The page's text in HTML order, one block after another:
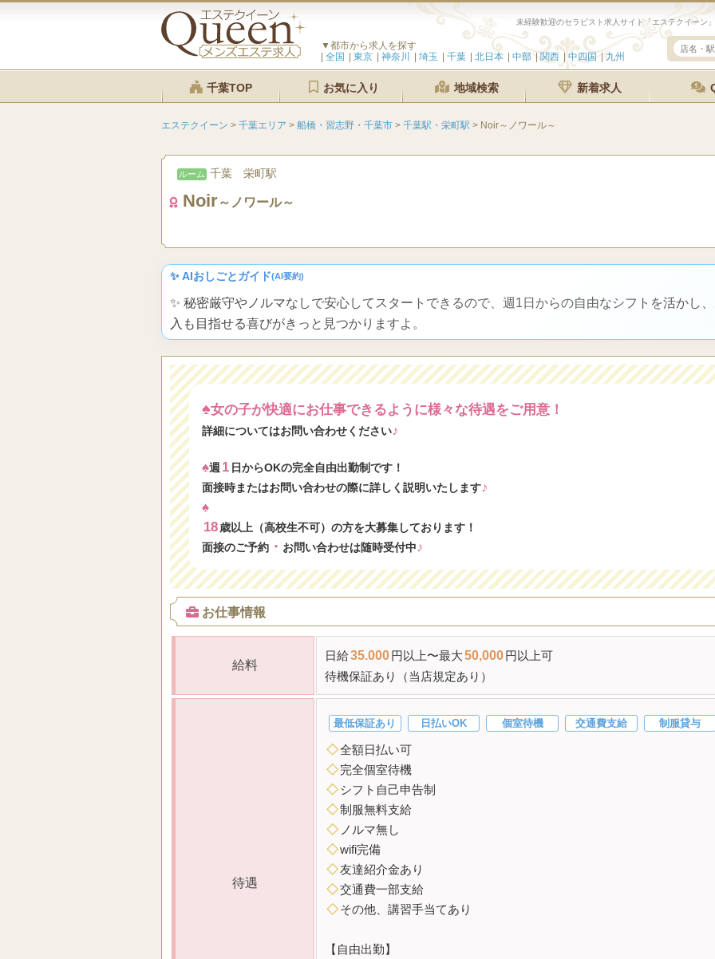
▼都市から求人を探す
全国
東京 神奈川 埼玉 千葉 北日本 中部 関西 中四国 九州
千葉TOP お気に入り 地域検索 新着求人
エステクイーン > 千葉エリア > 船橋・習志野・千葉市 > 千葉駅・栄町駅 > Noir～ノワール～
ルーム 千葉 栄町駅
Noir～ノワール～
✨ AIおしごとガイド(AI要約)
✨ 秘密厳守やノルマなしで安心してスタートできるので、週1日からの自由なシフトを活かし
入も目指せる喜びがきっと見つかりますよ。
♠女の子が快適にお仕事できるように様々な待遇をご用意！
詳細についてはお問い合わせください♪
♠週 1 日からOKの完全自由出勤制です！
面接時またはお問い合わせの際に詳しく説明いたします♪
♠
18歳以上（高校生不可）の方を大募集しております！
面接のご予約 ・ お問い合わせは随時受付中♪
お仕事情報
給料
日給35.000円以上〜最大50,000円以上可
待機保証あり（当店規定あり）
待遇
最低保証あり 日払いOK 個室待機 交通費支給 制服貸与
◇全額日払い可
◇完全個室待機
◇シフト自己申告制
◇制服無料支給
◇ ノルマ無し
◇wifi完備
◇友達紹介金あり
◇交通費一部支給
◇その他、講習手当てあり
【自由出勤】